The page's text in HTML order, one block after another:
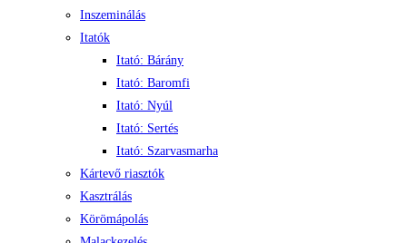
Inszeminálás
Itatók
Itató: Bárány
Itató: Baromfi
Itató: Nyúl
Itató: Sertés
Itató: Szarvasmarha
Kártevő riasztók
Kasztrálás
Körömápolás